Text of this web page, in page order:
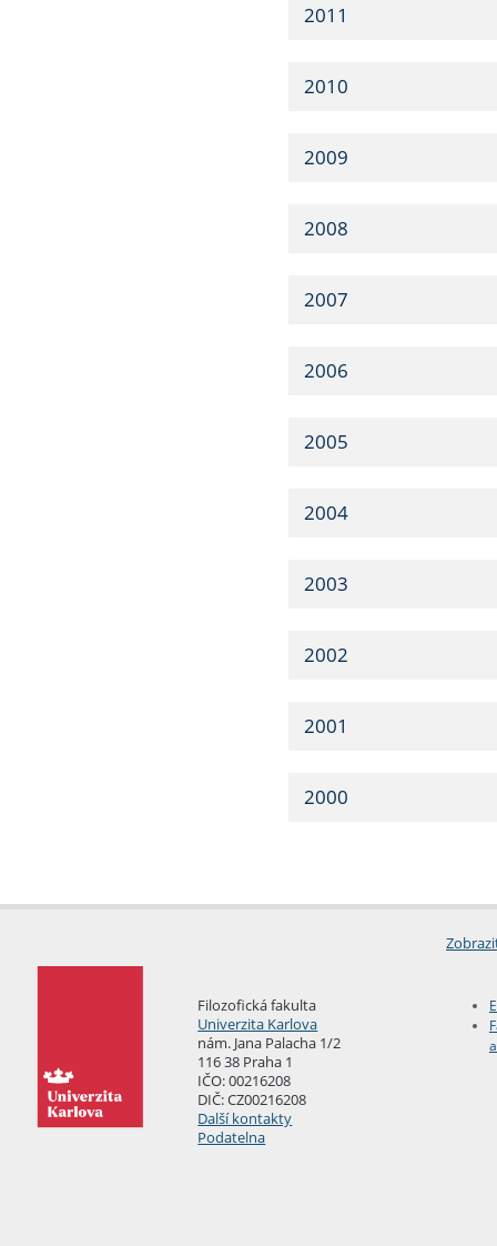
2011
2010
2009
2008
2007
2006
2005
2004
2003
2002
2001
2000
Filozofická fakulta
Univerzita Karlova
nám. Jana Palacha 1/2
116 38 Praha 1
IČO: 00216208
DIČ: CZ00216208
Další kontakty
Podatelna